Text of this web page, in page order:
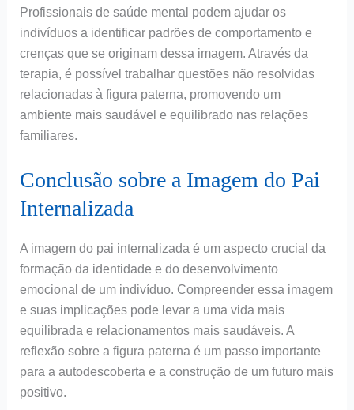
Profissionais de saúde mental podem ajudar os
indivíduos a identificar padrões de comportamento e
crenças que se originam dessa imagem. Através da
terapia, é possível trabalhar questões não resolvidas
relacionadas à figura paterna, promovendo um
ambiente mais saudável e equilibrado nas relações
familiares.
Conclusão sobre a Imagem do Pai
Internalizada
A imagem do pai internalizada é um aspecto crucial da
formação da identidade e do desenvolvimento
emocional de um indivíduo. Compreender essa imagem
e suas implicações pode levar a uma vida mais
equilibrada e relacionamentos mais saudáveis. A
reflexão sobre a figura paterna é um passo importante
para a autodescoberta e a construção de um futuro mais
positivo.